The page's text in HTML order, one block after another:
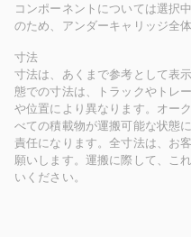
コンポーネントについては選択
のため、アンダーキャリッジ全
寸法
寸法は、あくまで参考として表
態での寸法は、トラックやトレ
や位置により異なります。オー
べての積載物が運搬可能な状態
責任になります。全寸法は、お
願いします。運搬に際して、こ
いください。